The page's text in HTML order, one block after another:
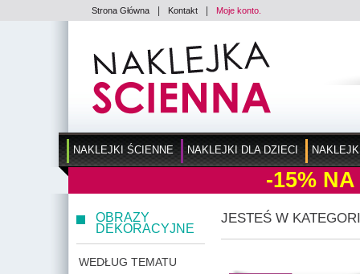
Strona Główna Kontakt Moje konto.
NAKLEJKI ŚCIENNE NAKLEJKI DLA DZIECI
-15% NA
OBRAZY
DEKORACYJNE
WEDŁUG TEMATU
JESTEŚ W